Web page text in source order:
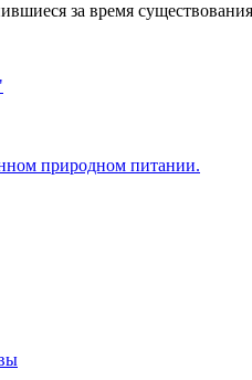
за время
природном питании.